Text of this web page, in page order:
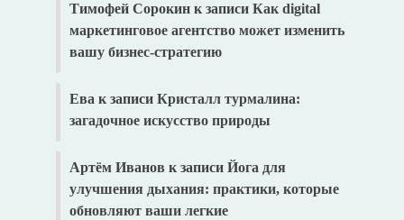
Тимофей Сорокинк записи Как digital
маркетинговое агентство может изменить
вашу бизнес-стратегию
Ева к записи Кристалл турмалина:
загадочное искусство природы
Артём Иванов к записи Йога для
улучшения дыхания: практики, которые
обновляют ваши легкие